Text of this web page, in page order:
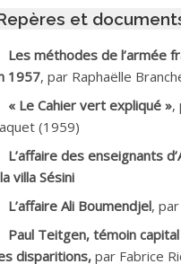
Salah
M.*
Ali
Tahar
Ramdane *
et
Les méthodes de l’armée
1957, par Raphaëlle
« Le Cahier vert expliqué »,
(1959)
L’affaire des enseignants
villa Sésini
L’affaire Ali Boumendjel, par
Paul Teitgen, témoin
disparitions, par Fabrice